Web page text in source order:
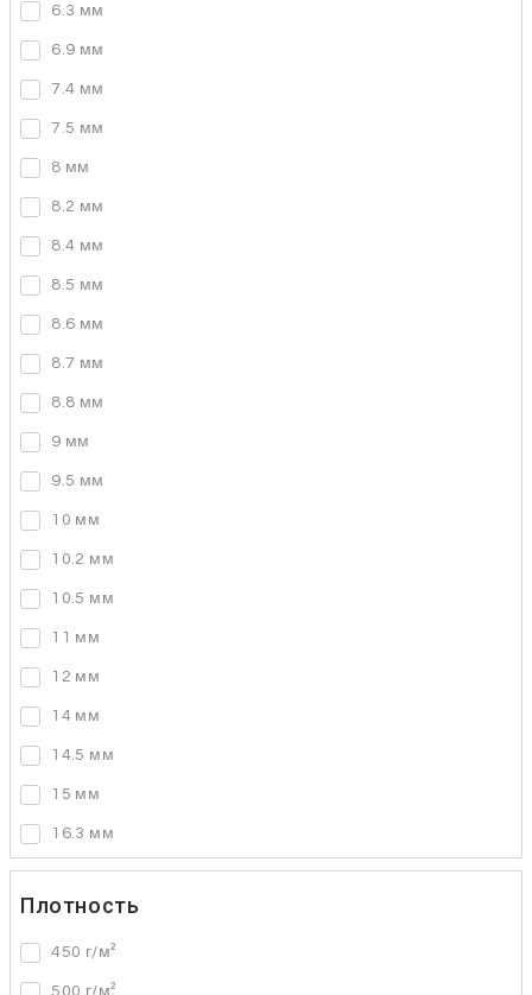
6.3 мм
6.9 мм
7.4 мм
7.5 мм
8 мм
8.2 мм
8.4 мм
8.5 мм
8.6 мм
8.7 мм
8.8 мм
9 мм
9.5 мм
10 мм
10.2 мм
10.5 мм
11 мм
12 мм
14 мм
14.5 мм
15 мм
16.3 мм
Плотность
450 г/м²
500 г/м²